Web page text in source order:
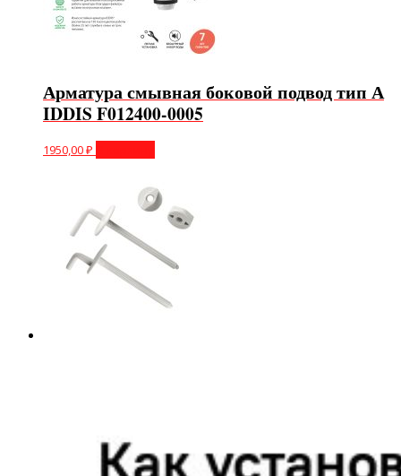
Арматура смывная боковой подвод тип А
IDDIS F012400-0005
1950,00₽